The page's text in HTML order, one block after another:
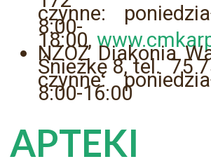
czynne:
8:00-
18:00,
NZOZ Diakonia
Śnieżkę 8, tel. 75
czynne:
8:00-16:00
APTEKI